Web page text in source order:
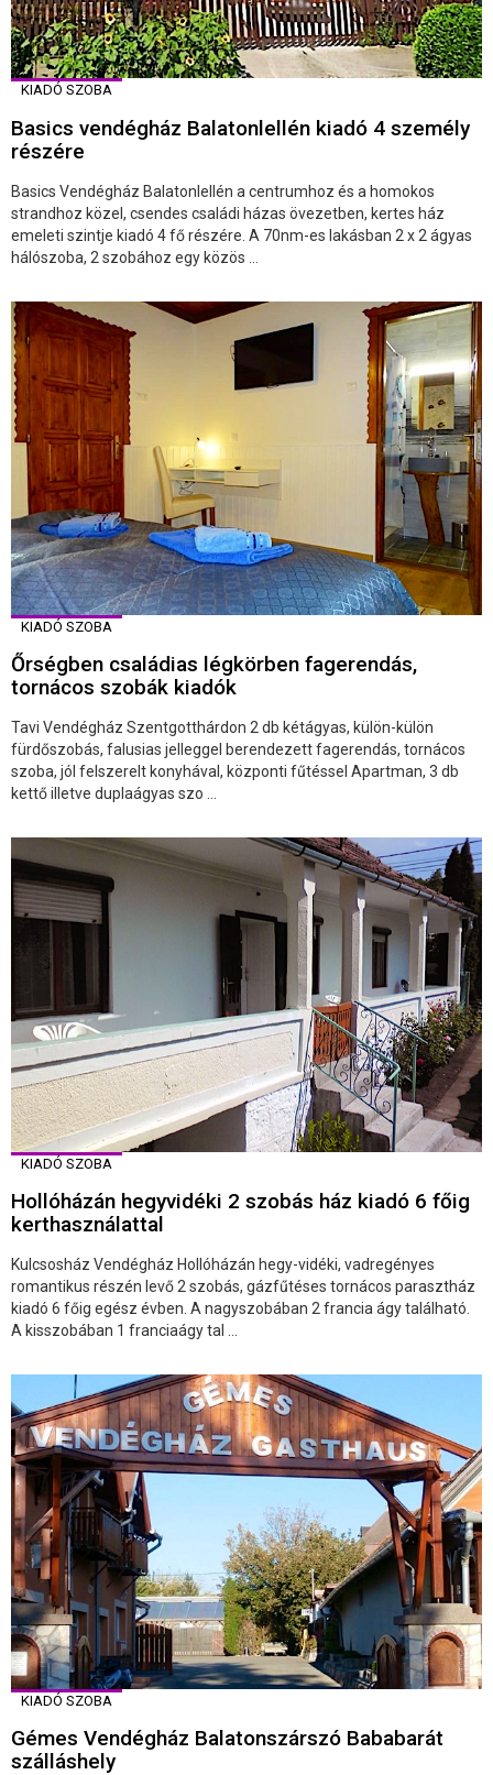
KIADÓ SZOBA
Basics vendégház Balatonlellén kiadó 4 személy
részére
Basics Vendégház Balatonlellén a centrumhoz és a homokos
strandhoz közel, csendes családi házas övezetben, kertes ház
emeleti szintje kiadó 4 fő részére. A 70nm-es lakásban 2 x 2 ágyas
hálószoba, 2 szobához egy közös ...
KIADÓ SZOBA
Őrségben családias légkörben fagerendás,
tornácos szobák kiadók
Tavi Vendégház Szentgotthárdon 2 db kétágyas, külön-külön
fürdőszobás, falusias jelleggel berendezett fagerendás, tornácos
szoba, jól felszerelt konyhával, központi fűtéssel Apartman, 3 db
kettő illetve duplaágyas szo ...
KIADÓ SZOBA
Hollóházán hegyvidéki 2 szobás ház kiadó 6 főig
kerthasználattal
Kulcsosház Vendégház Hollóházán hegy-vidéki, vadregényes
romantikus részén levő 2 szobás, gázfűtéses tornácos parasztház
kiadó 6 főig egész évben. A nagyszobában 2 francia ágy található.
A kisszobában 1 franciaágy tal ...
KIADÓ SZOBA
Gémes Vendégház Balatonszárszó Bababarát
szálláshely